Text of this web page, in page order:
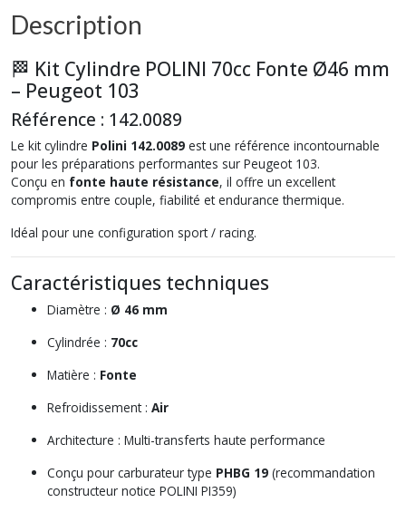
Description
🏁 Kit Cylindre POLINI 70cc Fonte Ø46 mm
– Peugeot 103
Référence : 142.0089
Le kit cylindre Polini 142.0089 est une référence incontournable
pour les préparations performantes sur Peugeot 103.
Conçu en fonte haute résistance, il offre un excellent
compromis entre couple, fiabilité et endurance thermique.
Idéal pour une configuration sport / racing.
Caractéristiques techniques
Diamètre : Ø 46 mm
Cylindrée : 70cc
Matière : Fonte
Refroidissement : Air
Architecture : Multi-transferts haute performance
Conçu pour carburateur type PHBG 19 (recommandation
constructeur notice POLINI PI359)